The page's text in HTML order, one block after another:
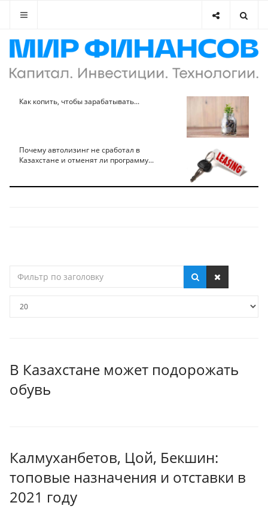
Как копить, чтобы зарабатывать...
Почему автолизинг не сработал в
Казахстане и отменят ли программу...
по
В Казахстане может подорожать
обувь
Калмуханбетов, Цой, Бекшин:
топовые назначения и отставки в
2021 году